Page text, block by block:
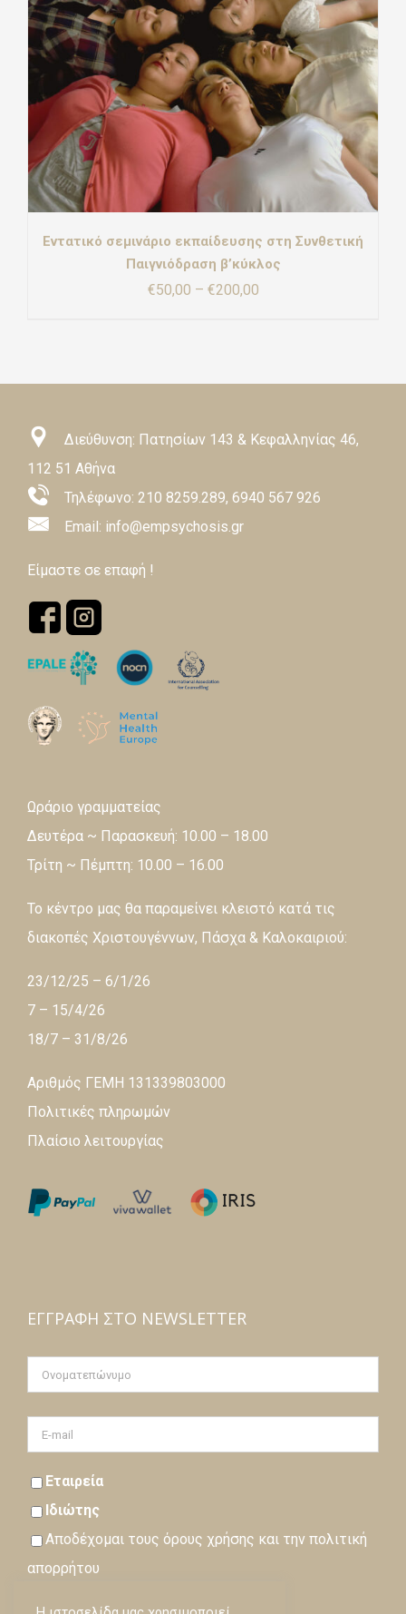
Εντατικό σεμινάριο εκπαίδευσης στη Συνθετική
Παιγνιόδραση β’κύκλος
€50,00 – €200,00Price
Διεύθυνση: Πατησίων 143 & Κεφαλληνίας 46,
112 51 Αθήνα
Τηλέφωνο: 210 8259.289, 6940 567 926
Email: info@empsychosis.gr
Είμαστε σε επαφή !
Ωράριο γραμματείας
Δευτέρα ~ Παρασκευή: 10.00 – 18.00
Τρίτη ~ Πέμπτη: 10.00 – 16.00
Το κέντρο μας θα παραμείνει κλειστό κατά τις
διακοπές Χριστουγέννων, Πάσχα & Καλοκαιριού:
23/12/25 – 6/1/26
7 – 15/4/26
18/7 – 31/8/26
Αριθμός ΓΕΜΗ 131339803000
Πολιτικές πληρωμών
Πλαίσιο λειτουργίας
ΕΓΓΡΑΦΉ ΣΤΟ NEWSLETTER
Εταιρεία
Ιδιώτης
Αποδέχομαι τους όρους χρήσης και την πολιτική
απορρήτου